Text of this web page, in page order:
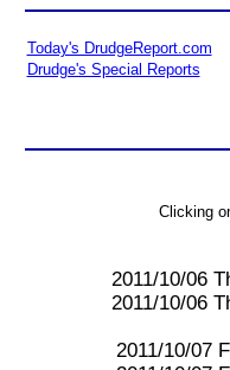
Today's DrudgeReport.com
Drudge's Special Reports
Clicking
2011/10/06
2011/10/06
2011/10/07